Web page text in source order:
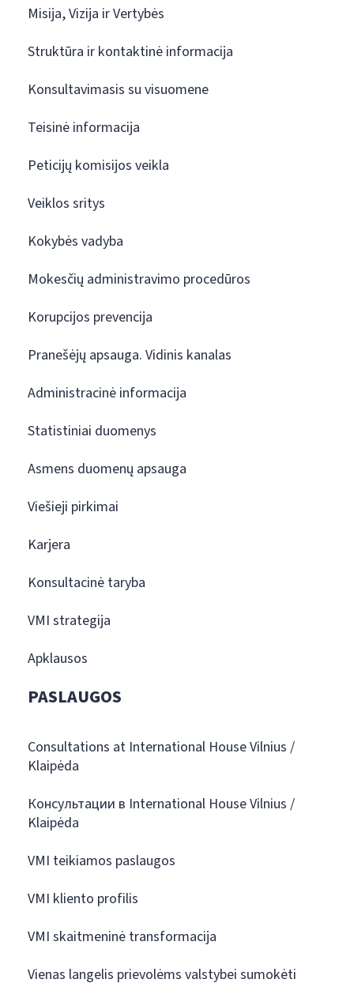
Misija, Vizija ir Vertybės
Struktūra ir kontaktinė informacija
Konsultavimasis su visuomene
Teisinė informacija
Peticijų komisijos veikla
Veiklos sritys
Kokybės vadyba
Mokesčių administravimo procedūros
Korupcijos prevencija
Pranešėjų apsauga. Vidinis kanalas
Administracinė informacija
Statistiniai duomenys
Asmens duomenų apsauga
Viešieji pirkimai
Karjera
Konsultacinė taryba
VMI strategija
Apklausos
PASLAUGOS
Consultations at International House Vilnius /
Klaipėda
Консультации в International House Vilnius /
Klaipėda
VMI teikiamos paslaugos
VMI kliento profilis
VMI skaitmeninė transformacija
Vienas langelis prievolėms valstybei sumokėti